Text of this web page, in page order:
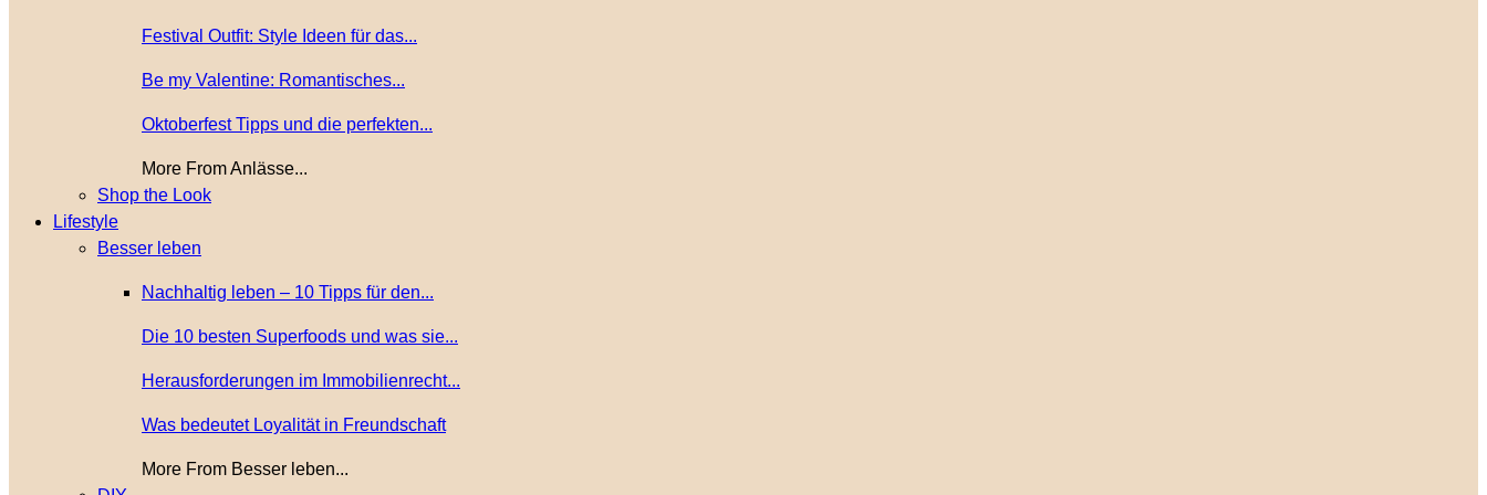
Festival Outfit: Style Ideen für das...
Be my Valentine: Romantisches...
Oktoberfest Tipps und die perfekten...
More From Anlässe...
Shop the Look
Lifestyle
Besser leben
Nachhaltig leben – 10 Tipps für den...
Die 10 besten Superfoods und was sie...
Herausforderungen im Immobilienrecht...
Was bedeutet Loyalität in Freundschaft
More From Besser leben...